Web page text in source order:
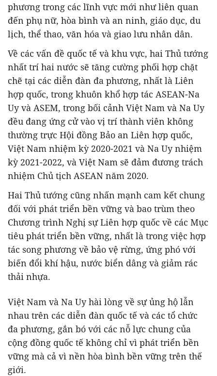
phương trong các lĩnh vực mới như liên quan
đến phụ nữ, hòa bình và an ninh, giáo dục, du
lịch, thể thao, văn hóa và giao lưu nhân dân.
Về các vấn đề quốc tế và khu vực, hai Thủ tướng
nhất trí hai nước sẽ tăng cường phối hợp chặt
chẽ tại các diễn đàn đa phương, nhất là Liên
hợp quốc, trong khuôn khổ hợp tác ASEAN-Na
Uy và ASEM, trong bối cảnh Việt Nam và Na Uy
đều đang ứng cử vào vị trí thành viên không
thường trực Hội đồng Bảo an Liên hợp quốc,
Việt Nam nhiệm kỳ 2020-2021 và Na Uy nhiệm
kỳ 2021-2022, và Việt Nam sẽ đảm đương trách
nhiệm Chủ tịch ASEAN năm 2020.
Hai Thủ tướng cũng nhấn mạnh cam kết chung
đối với phát triển bền vững và bao trùm theo
Chương trình Nghị sự Liên hợp quốc về các Mục
tiêu phát triển bền vững, nhất là trong việc hợp
tác song phương về bảo vệ rừng, ứng phó với
biến đổi khí hậu, nước biển dâng và giảm rác
thải nhựa.
Việt Nam và Na Uy hài lòng về sự ủng hộ lẫn
nhau trên các diễn đàn quốc tế và các tổ chức
đa phương, gắn bó với các nỗ lực chung của
cộng đồng quốc tế không chỉ vì phát triển bền
vững mà cả vì nền hòa bình bền vững trên thế
giới.